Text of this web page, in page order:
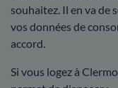
souhaitez. Il en va de
vos données de
accord.
Si vous logez à